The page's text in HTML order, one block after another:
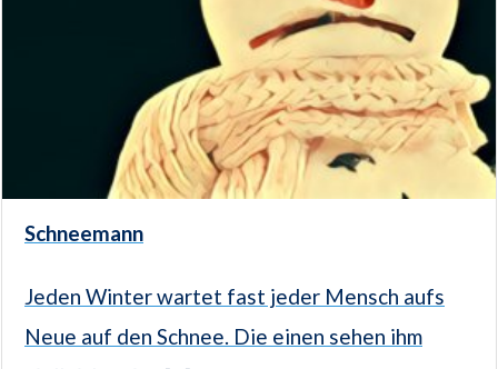
Schneemann
Jeden Winter wartet fast jeder Mensch aufs
Neue auf den Schnee. Die einen sehen ihm